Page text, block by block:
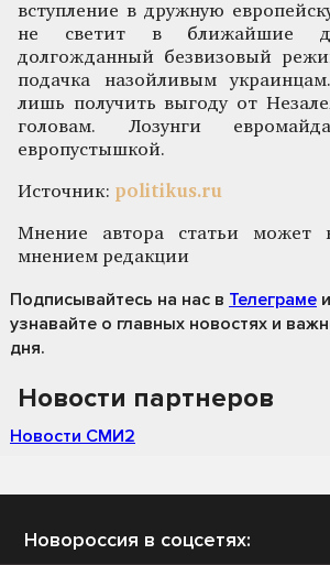
вступление в дружную
не светит в ближайшие
долгожданный безвизовый
подачка назойливым
лишь получить выгоду от
головам. Лозунги
европустышкой.
Источник: politikus.ru
Мнение автора статьи может
мнением редакции
Подписывайтесь на нас в Телеграме
узнавайте о главных новостях и
дня.
Новости партнеров
Новости СМИ2
Новороссия в соцсетях: